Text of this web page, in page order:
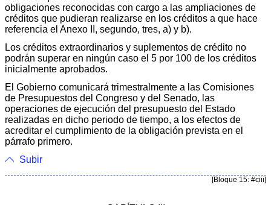
obligaciones reconocidas con cargo a las ampliaciones de
créditos que pudieran realizarse en los créditos a que hace
referencia el Anexo II, segundo, tres, a) y b).
Los créditos extraordinarios y suplementos de crédito no
podrán superar en ningún caso el 5 por 100 de los créditos
inicialmente aprobados.
El Gobierno comunicará trimestralmente a las Comisiones
de Presupuestos del Congreso y del Senado, las
operaciones de ejecución del presupuesto del Estado
realizadas en dicho periodo de tiempo, a los efectos de
acreditar el cumplimiento de la obligación prevista en el
párrafo primero.
Subir
[Bloque 15: #ciii]